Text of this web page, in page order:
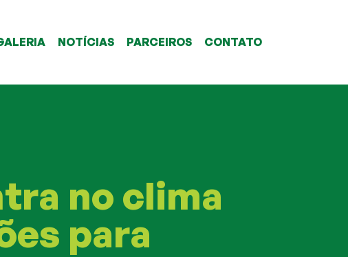
NOTÍCIAS PARCEIROS CONTATO
no clima
para